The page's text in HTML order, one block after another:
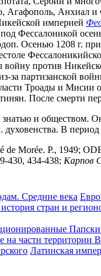
Агафополь,
империей
Фессалоникой
Осенью 1208 г.
войну против
за партизанской
Троады и
После смерти
и
В
de Morée. P., 1949;
430, 434-438; Карпов
Средние века
стран и
на части территории
Латинская